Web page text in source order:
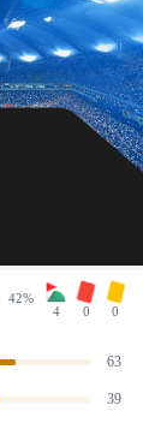
42%
4
0 0
63
39